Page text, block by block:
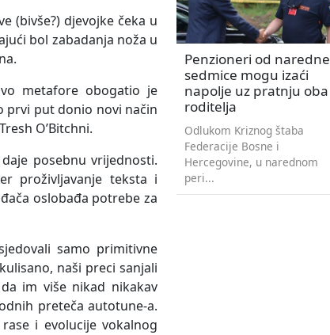
(bivše?) djevojke čeka u
bol zabadanja noža u
metafore obogatio je
prvi put donio novi način
O’Bitchni.
posebnu vrijednosti.
proživljavanje teksta i
oslobađa potrebe za
samo primitivne
naši preci sanjali
im više nikad nikakav
preteča autotune-a.
i evolucije vokalnog
Penzioneri od naredne
sedmice mogu izaći
napolje uz pratnju oba
roditelja
Odlukom Kriznog štaba
Federacije Bosne i
Hercegovine, u narednom
peri...